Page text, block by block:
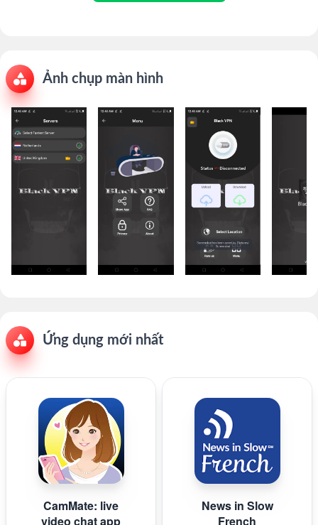
Ảnh chụp màn hình
Ứng dụng mới nhất
CamMate: live
video chat app
News in Slow
French